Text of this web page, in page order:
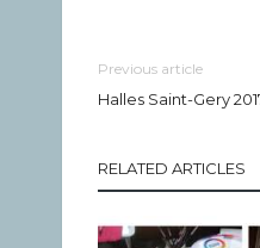
Previous article
Halles Saint-Gery
RELATED ARTICLES